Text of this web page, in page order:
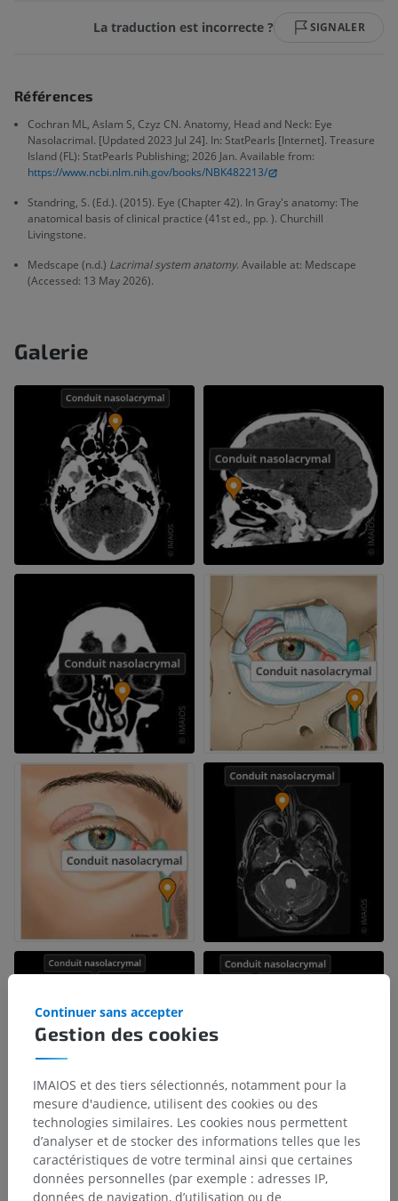
La traduction est incorrecte ? SIGNALER
Références
Cochran ML, Aslam S, Czyz CN. Anatomy, Head and Neck: Eye
Nasolacrimal. [Updated 2023 Jul 24]. In: StatPearls [Internet]. Treasure
Island (FL): StatPearls Publishing; 2026 Jan. Available from:
https://www.ncbi.nlm.nih.gov/books/NBK482213/
Standring, S. (Ed.). (2015). Eye (Chapter 42). In Gray's anatomy: The
anatomical basis of clinical practice (41st ed., pp. ). Churchill
Livingstone.
Medscape (n.d.) Lacrimal system anatomy. Available at: Medscape
(Accessed: 13 May 2026).
Galerie
Gestion des cookies
Continuer sans accepter
IMAIOS et des tiers sélectionnés, notamment pour la
mesure d'audience, utilisent des cookies ou des
technologies similaires. Les cookies nous permettent
d’analyser et de stocker des informations telles que les
caractéristiques de votre terminal ainsi que certaines
données personnelles (par exemple : adresses IP,
données de navigation, d’utilisation ou de